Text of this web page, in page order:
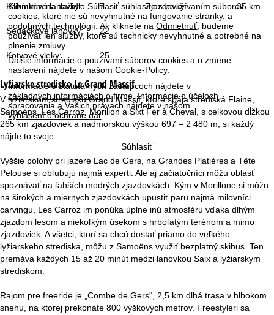
Kliknutím na tlačidloSúhlasiťsúhlasíte s používaním súborov
cookies, ktoré nie sú nevyhnutné na fungovanie stránky, a
podobných technológií. Ak kliknete naOdmietnuť, budeme
používať len služby, ktoré sú technicky nevyhnutné a potrebné na
plnenie zmluvy.
Ďalšie informácie o používaní súborov cookies a o zmene
nastavení nájdete v našomCookie-Policy
Informácie o štatutárnych zástupcoch nájdete v
základných informáciách o firme. Informácie o účeloch
spracovania a Vašich právach nájdete v našom
vyhlásení o ochrane dát.
Súhlasiť
á
n
k
a
Kabínkové lanovky: 7 Zjazdovky: 35 km
Sedačkové lanovky: 22
Kotvové vleky: 25
Lyžiarske strediskoLe Grand Massif
V lyžiarskom stredisku Grand Massif, ktoré spája strediská Flaine,
Samoëns, Les Carroz, Morillon a Sixt Fer à Cheval, s celkovou dĺžkou
265 km zjazdoviek a nadmorskou výškou 697 – 2 480 m, si každý
nájde to svoje.
Vyššie polohy pri jazere Lac de Gers, na Grandes Platières a Tête
Pelouse si obľubujú najmä experti. Ale aj začiatočníci môžu oblasť
spoznávať na ľahších modrých zjazdovkách. Kým v Morillone si môžu
na širokých a miernych zjazdovkách upustiť paru najmä milovníci
carvingu, Les Carroz im ponúka úplne inú atmosféru vďaka dlhým
zjazdom lesom a niekoľkým úsekom s hrboľatým terénom a mimo
zjazdoviek. A všetci, ktorí sa chcú dostať priamo do veľkého
lyžiarskeho strediska, môžu z Samoëns využiť bezplatný skibus. Ten
premáva každých 15 až 20 minút medzi lanovkou Saix a lyžiarskym
strediskom.
Rajom pre freeride je „Combe de Gers“, 2,5 km dlhá trasa v hlbokom
snehu, na ktorej prekonáte 800 výškových metrov. Freestyleri sa